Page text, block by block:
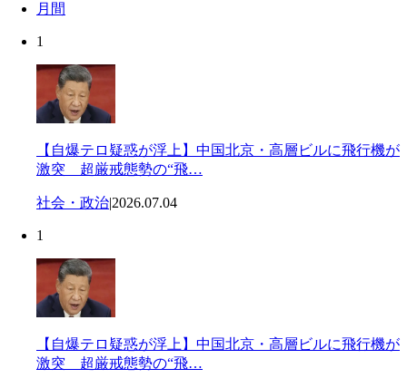
月間
1
【自爆テロ疑惑が浮上】中国北京・高層ビルに飛行機が
激突 超厳戒態勢の“飛…
社会・政治|2026.07.04
1
【自爆テロ疑惑が浮上】中国北京・高層ビルに飛行機が
激突 超厳戒態勢の“飛…